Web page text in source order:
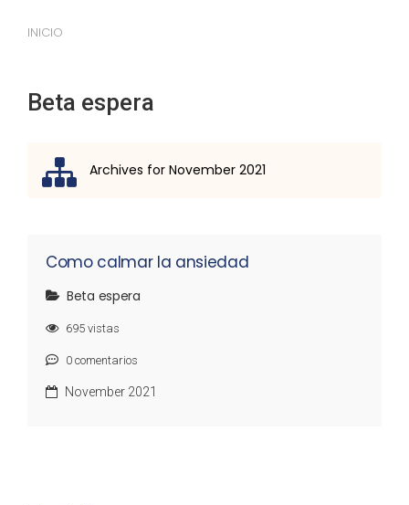
INICIO
Beta espera
Archives for November 2021
Como calmar la ansiedad
Beta espera
695 vistas
0 comentarios
November 2021